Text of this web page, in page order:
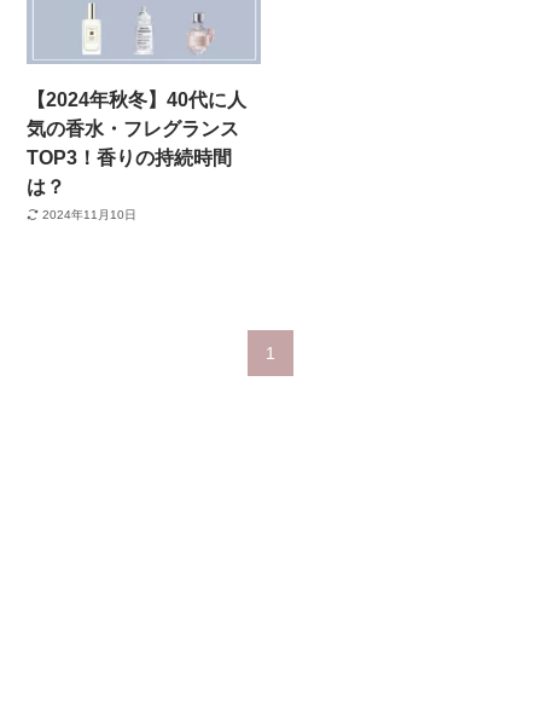
【2024年秋冬】40代に人
気の香水・フレグランス
TOP3！香りの持続時間
は？
2024年11月10日
1